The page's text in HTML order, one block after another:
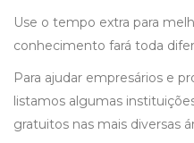
Use o tempo extra para
conhecimento fará toda
Para ajudar empresários e
listamos algumas
gratuitos nas mais diversas